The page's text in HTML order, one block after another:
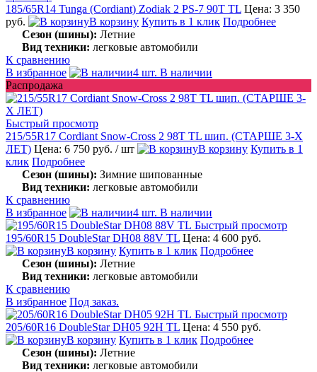
185/65R14 Tunga (Cordiant) Zodiak 2 PS-7 90T TL Цена: 3 350
руб.
В корзину Купить в 1 клик Подробнее
Сезон (шины): Летние
Вид техники: легковые автомобили
К сравнению
В избранное
4 шт. В наличии
Распродажа
Быстрый просмотр
215/55R17 Cordiant Snow-Cross 2 98T TL шип. (СТАРШЕ 3-Х
ЛЕТ) Цена: 6 750 руб. / шт В корзину Купить в 1
клик Подробнее
Сезон (шины): Зимние шипованные
Вид техники: легковые автомобили
К сравнению
В избранное
4 шт. В наличии
Быстрый просмотр
195/60R15 DoubleStar DH08 88V TL Цена: 4 600 руб.
В корзину Купить в 1 клик Подробнее
Сезон (шины): Летние
Вид техники: легковые автомобили
К сравнению
В избранное Под заказ.
Быстрый просмотр
205/60R16 DoubleStar DH05 92H TL Цена: 4 550 руб.
В корзину Купить в 1 клик Подробнее
Сезон (шины): Летние
Вид техники: легковые автомобили